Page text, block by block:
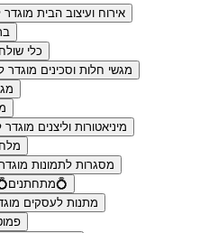
אירוח ועיצוב הבית מוגדר
כלי
מגשי חלות וסכינים מוגדר
מיניאטורות וליצנים מוגדר
מסגרות לתמונות
מוגדר לפי קטגוריה: מתחתנים💍
מתנות לעסקים